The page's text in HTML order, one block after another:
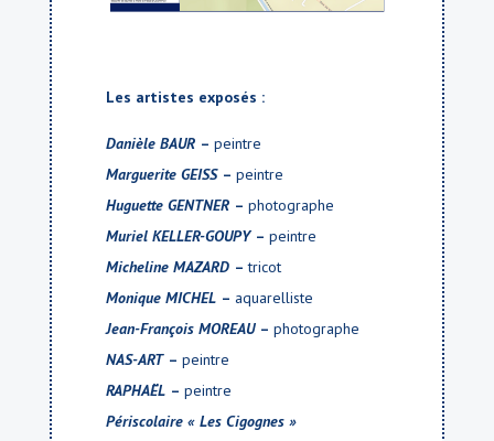
Les artistes exposés :
Danièle BAUR –peintre
Marguerite GEISS –peintre
Huguette GENTNER –photographe
Muriel KELLER-GOUPY –peintre
Micheline MAZARD –tricot
Monique MICHEL – aquarelliste
Jean-François MOREAU –photographe
NAS-ART –peintre
RAPHAËL –peintre
Périscolaire « Les Cigognes »